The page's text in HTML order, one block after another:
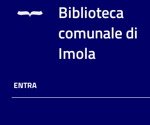
Scopri
online
Biblioteca
comunale di
Imola
ENTRA